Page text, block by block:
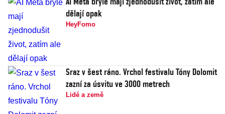
dělají opak
HeyFomo
Sraz v šest ráno. Vrchol festivalu Tóny Dolomit
zazní za úsvitu ve 3000 metrech
Lidé a země